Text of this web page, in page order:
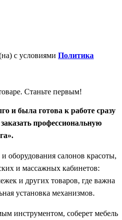
с условиями Политика
Станьте первым!
и была готова к работе сразу
профессиональную
оборудования салонов красоты,
и массажных кабинетов:
и других товаров, где важна
установка механизмов.
инструментом, соберет мебель